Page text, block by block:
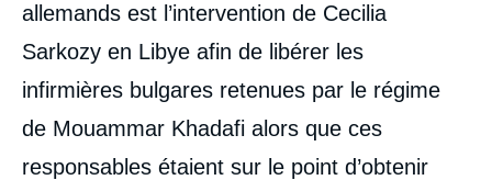
allemands est l’intervention de Cecilia
Sarkozy en Libye afin de libérer les
infirmières bulgares retenues par le régime
de Mouammar Khadafi alors que ces
responsables étaient sur le point d’obtenir